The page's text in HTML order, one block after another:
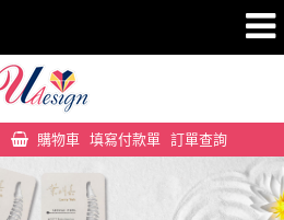
購物車 填寫付款單 訂單查詢